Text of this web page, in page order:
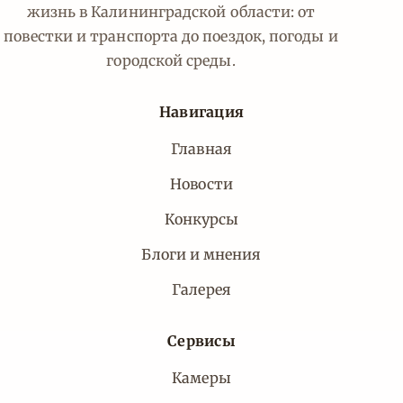
жизнь в Калининградской области: от
повестки и транспорта до поездок, погоды и
городской среды.
Навигация
Главная
Новости
Конкурсы
Блоги и мнения
Галерея
Сервисы
Камеры